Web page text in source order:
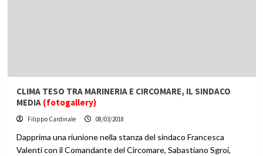
CLIMA TESO TRA MARINERIA E CIRCOMARE, IL SINDACO
MEDIA (fotogallery)
Filippo Cardinale 08/03/2018
Dapprima una riunione nella stanza del sindaco Francesca
Valenti con il Comandante del Circomare, Sabastiano Sgroi,